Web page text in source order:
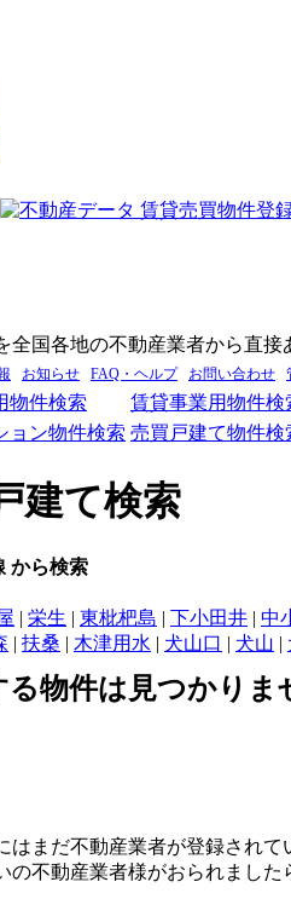
全国各地の不動産業者から直接
お知らせ FAQ・ヘルプ お問い合わせ
物件検索
賃貸事業用物件検
ョン物件検索 売買戸建て物件検
建て検索
から検索
| 栄生 | 東枇杷島 | 下小田井 | 中
| 扶桑 | 木津用水 | 犬山口 | 犬山 |
る物件は見つかりま
はまだ不動産業者が登録されて
の不動産業者様がおられまし